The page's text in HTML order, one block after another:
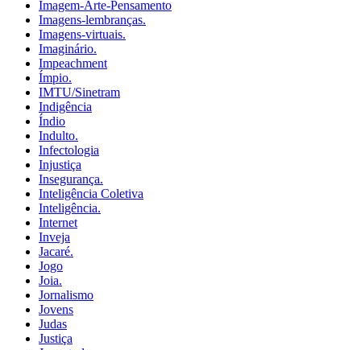
Imagem-Arte-Pensamento
Imagens-lembranças.
Imagens-virtuais.
Imaginário.
Impeachment
Ímpio.
IMTU/Sinetram
Indigência
Índio
Indulto.
Infectologia
Injustiça
Insegurança.
Inteligência Coletiva
Inteligência.
Internet
Inveja
Jacaré.
Jogo
Joia.
Jornalismo
Jovens
Judas
Justiça